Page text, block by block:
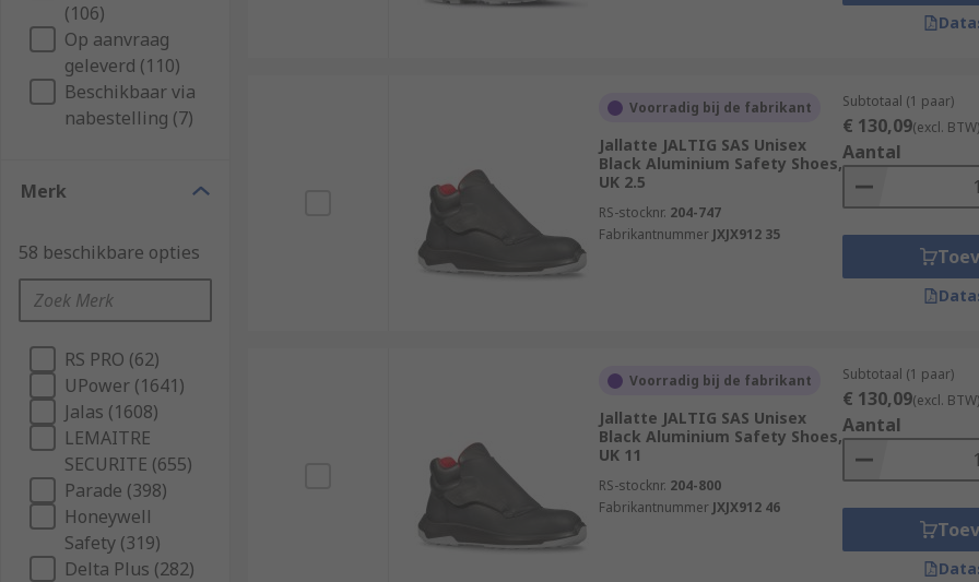
(106)
Op aanvraag
geleverd (110)
Beschikbaar via
nabestelling (7)
Merk
58 beschikbare opties
RS PRO (62)
UPower (1641)
Jalas (1608)
LEMAITRE
SECURITE (655)
Parade (398)
Honeywell
Safety (319)
Delta Plus (282)
Voorradig bij de fabrikant
Jallatte JALTIG SAS Unisex
Black Aluminium Safety Shoes,
UK 2.5
RS-stocknr. 204-747
Fabrikantnummer JXJX912 35
Subtotaal (1 paar)
€ 130,09(excl. BTW)
Aantal
Voorradig bij de fabrikant
Jallatte JALTIG SAS Unisex
Black Aluminium Safety Shoes,
UK 11
RS-stocknr. 204-800
Fabrikantnummer JXJX912 46
Subtotaal (1 paar)
€ 130,09(excl. BTW)
Aantal